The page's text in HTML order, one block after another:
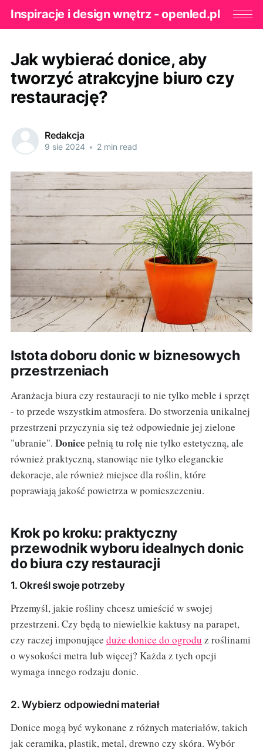
Inspiracje i design wnętrz - openled.pl
Jak wybierać donice, aby
tworzyć atrakcyjne biuro czy
restaurację?
Redakcja
9 sie 2024 • 2 min read
Istota doboru donic w biznesowych
przestrzeniach
Aranżacja biura czy restauracji to nie tylko meble i sprzęt
- to przede wszystkim atmosfera. Do stworzenia unikalnej
przestrzeni przyczynia się też odpowiednie jej zielone
"ubranie". Donice pełnią tu rolę nie tylko estetyczną, ale
również praktyczną, stanowiąc nie tylko eleganckie
dekoracje, ale również miejsce dla roślin, które
poprawiają jakość powietrza w pomieszczeniu.
Krok po kroku: praktyczny
przewodnik wyboru idealnych donic
do biura czy restauracji
1. Określ swoje potrzeby
Przemyśl, jakie rośliny chcesz umieścić w swojej
przestrzeni. Czy będą to niewielkie kaktusy na parapet,
czy raczej imponujące duże donice do ogrodu z roślinami
o wysokości metra lub więcej? Każda z tych opcji
wymaga innego rodzaju donic.
2. Wybierz odpowiedni materiał
Donice mogą być wykonane z różnych materiałów, takich
jak ceramika, plastik, metal, drewno czy skóra. Wybór